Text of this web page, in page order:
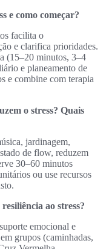
e como começar?
facilita o
e clarifica prioridades.
(15–20 minutos, 3–4
e planeamento de
e combine com terapia
o stress? Quais
jardinagem,
de flow, reduzem
30–60 minutos
ou use recursos
ao stress?
emocional e
grupos (caminhadas,